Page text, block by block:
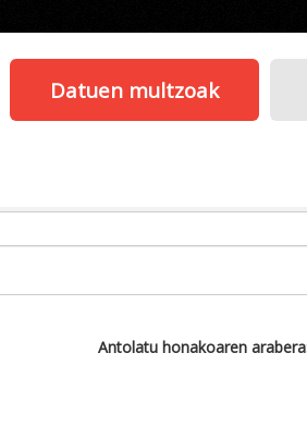
Datuen multzoak
Antolatu honakoaren arabera